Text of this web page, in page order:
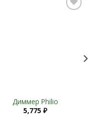
Диммер Philio
5,775 ₽